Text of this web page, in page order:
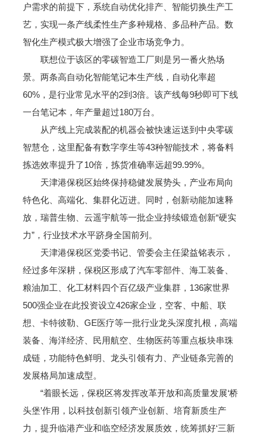
户需求的前提下，系统自动优化排产、智能切换生产工
艺，实现一条产线柔性生产多种规格、多品种产品。数
智化生产模式极大增强了企业市场竞争力。
联想位于该区的零碳智造工厂则是另一番火热场
景。两条高自动化智能笔记本生产线，自动化率超
60%，是行业常见水平的2到3倍。该产线每9秒即可下线
一台笔记本，年产量超过180万台。
从产线上完成装配的机器会被快速运送到中央零碳
智慧仓，这里配备有数字孪生等43种智能技术，将备料
拣选效率提升了10倍，拣货准确率远超99.99%。
天津港保税区始终保持稳健发展势头，产业布局向
特色化、高端化、集群化迈进。同时，创新动能加速释
放，瑞普生物、云遥宇航等一批企业持续锻造创新“硬实
力”，行业技术水平跻身全国前列。
天津港保税区党委书记、管委会主任梁益铭表示，
经过多年深耕，保税区形成了汽车零部件、海工装备、
粮油加工、化工材料四个百亿级产业集群，136家世界
500强企业在此投资设立426家企业，空客、中船、联
想、卡特彼勒、GE医疗等一批行业龙头深度扎根，高端
装备、海洋经济、民用航空、生物医药等重点板块串珠
成链，功能特色鲜明、龙头引领有力、产业链条完善的
发展格局加速成型。
“着眼长远，保税区将发挥改革开放和高质量发展‘桥
头堡’作用，以科技创新引领产业创新、培育新质生产
力，提升临港产业和临空经济发展质效，统筹抓好‘三新